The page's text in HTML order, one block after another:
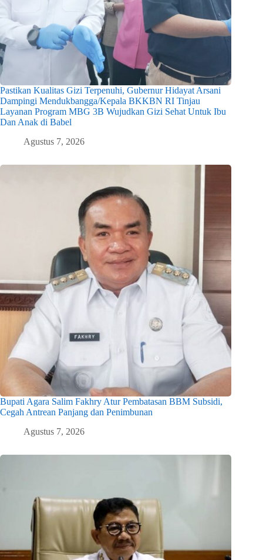
Pastikan Kualitas Gizi Terpenuhi, Gubernur Hidayat Arsani
Dampingi Mendukbangga/Kepala BKKBN RI Tinjau
Layanan Program MBG 3B Wujudkan Gizi Sehat Untuk Ibu
Dan Anak di Babel
Agustus 7, 2026
Bupati Agara Salim Fakhry Atur Pembatasan BBM Subsidi,
Cegah Antrean Panjang dan Penimbunan
Agustus 7, 2026